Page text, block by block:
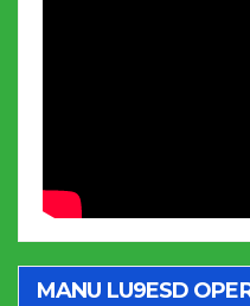
MANU LU9ESD